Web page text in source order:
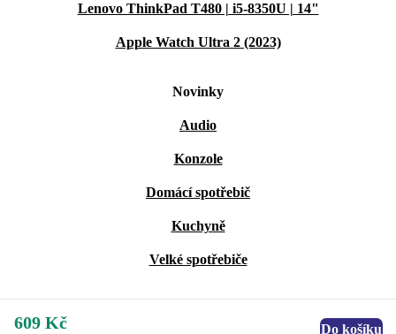
Lenovo ThinkPad T480 | i5-8350U | 14"
Apple Watch Ultra 2 (2023)
Novinky
Audio
Konzole
Domácí spotřebič
Kuchyně
Velké spotřebiče
609 Kč Do košíku